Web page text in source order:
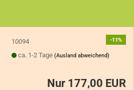
-11%
10094
ca. 1-2 Tage(Ausland abweichend)
Nur 177,00 EUR